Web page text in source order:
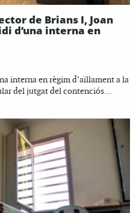
de Brians I, Joan
d’una interna en
interna en règim d’aïllament a la
del jutgat del contenciós...